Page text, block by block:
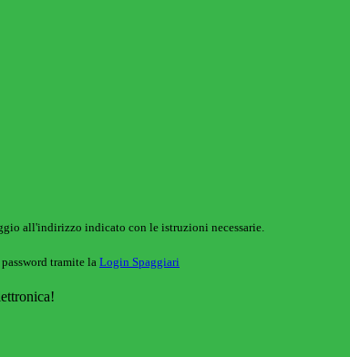
all'indirizzo indicato con le istruzioni necessarie.
tramite la Login Spaggiari